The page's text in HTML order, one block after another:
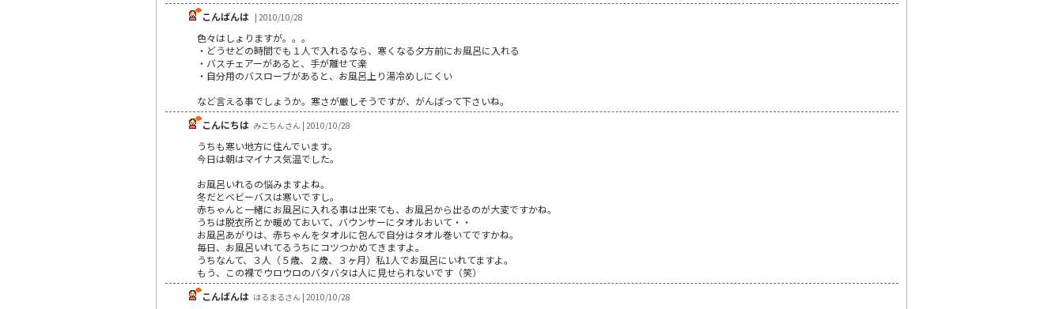
こんばんは | 2010/10/28
色々はしょりますが。。。
・どうせどの時間でも１人で入れるなら、寒くなる夕方前にお風呂に入れる
・バスチェアーがあると、手が離せて楽
・自分用のバスローブがあると、お風呂上り湯冷めしにくい
など言える事でしょうか。寒さが厳しそうですが、がんばって下さいね。
こんにちは みこちんさん | 2010/10/28
うちも寒い地方に住んでいます。
今日は朝はマイナス気温でした。
お風呂いれるの悩みますよね。
冬だとベビーバスは寒いですし。
赤ちゃんと一緒にお風呂に入れる事は出来ても、お風呂から出るのが大変ですかね。
うちは脱衣所とか暖めておいて、バウンサーにタオルおいて・・
お風呂あがりは、赤ちゃんをタオルに包んで自分はタオル巻いてですかね。
毎日、お風呂いれてるうちにコツつかめてきますよ。
うちなんて、３人（５歳、２歳、３ヶ月）私1人でお風呂にいれてますよ。
もう、この裸でウロウロのバタバタは人に見せられないです（笑）
こんばんは はるまるさん | 2010/10/28